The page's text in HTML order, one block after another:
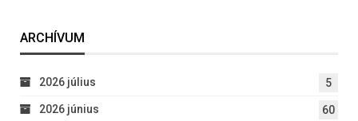
ARCHÍVUM
2026 július 5
2026 június 60